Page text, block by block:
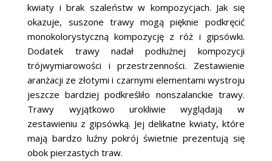
kwiaty i brak szaleństw w kompozycjach. Jak się
okazuje, suszone trawy mogą pięknie podkręcić
monokolorystyczną kompozycję z róż i gipsówki.
Dodatek trawy nadał podłużnej kompozycji
trójwymiarowości i przestrzenności. Zestawienie
aranżacji ze złotymi i czarnymi elementami wystroju
jeszcze bardziej podkreśliło nonszalanckie trawy.
Trawy wyjątkowo urokliwie wyglądają w
zestawieniu z gipsówką. Jej delikatne kwiaty, które
mają bardzo luźny pokrój świetnie prezentują się
obok pierzastych traw.